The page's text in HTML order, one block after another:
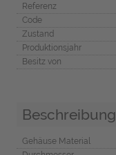
Referenz
Code
Zustand
Produktionsjahr
Besitz von
Beschreibung
Gehäuse Material